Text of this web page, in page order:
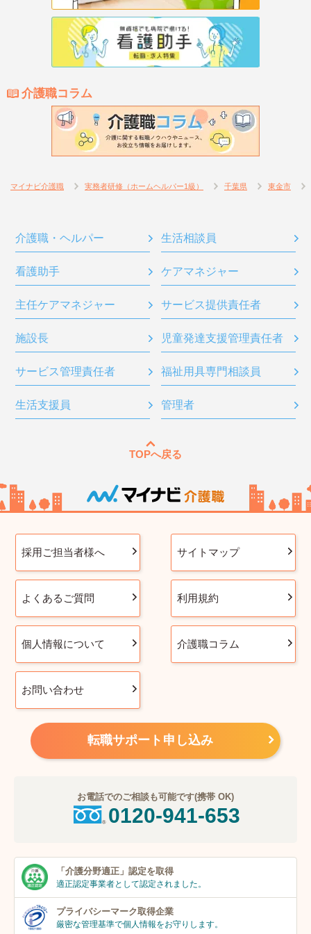
介護職コラム
マイナビ介護職 実務者研修（ホームヘルパー1級） 千葉県 東金市
介護職・ヘルパー 生活相談員
看護助手 ケアマネジャー
主任ケアマネジャー サービス提供責任者
施設長 児童発達支援管理責任者
サービス管理責任者 福祉用具専門相談員
生活支援員 管理者
TOPへ戻る
採用ご担当者様へ サイトマップ
よくあるご質問 利用規約
個人情報について 介護職コラム
お問い合わせ
転職サポート申し込み
お電話でのご相談も可能です(携帯 OK)
0120-941-653
「介護分野適正」 認定を取得
適正認定事業者として認定されました。
プライバシーマーク取得企業
厳密な管理基準で個人情報をお守りします。